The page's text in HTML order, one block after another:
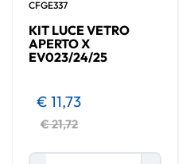
CFGE337
KIT LUCE VETRO
APERTO X
EV023/24/25
€ 21,72
€ 11,73